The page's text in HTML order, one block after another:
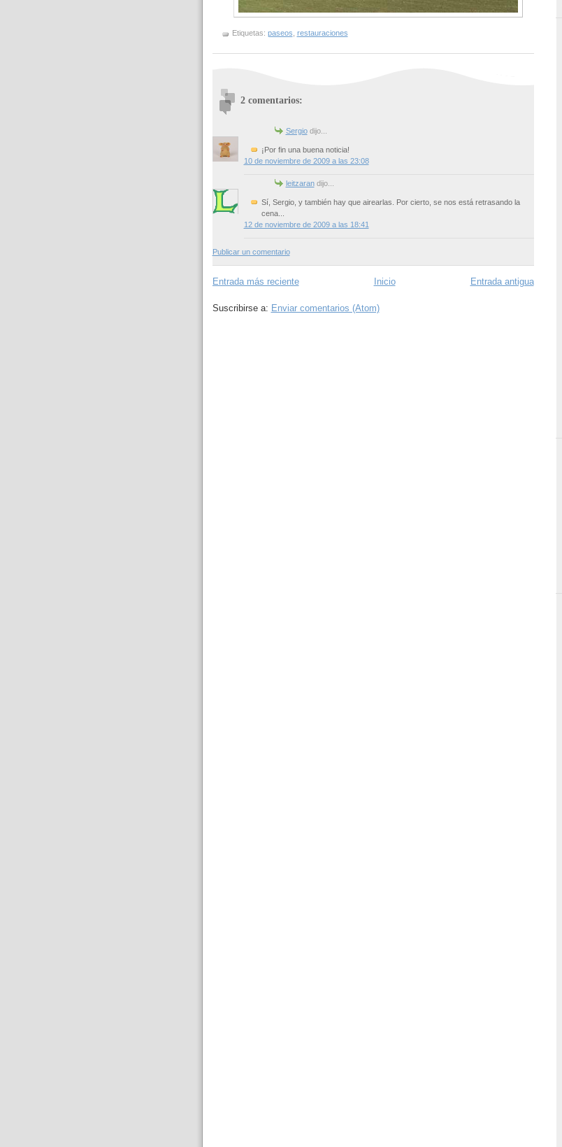
Etiquetas: paseos restauraciones
2 comentarios:
Sergiodijo...
¡Por fin una buena noticia!
10 de noviembre de 2009 a las 23:08
leitzarandijo...
Sí, Sergio, y también hay que airearlas. Por cierto, se nos está retrasando la
cena...
12 de noviembre de 2009 a las 18:41
Publicar un comentario
Entrada más reciente Entrada antigua
Inicio
Suscribirse a: Enviar comentarios (Atom)